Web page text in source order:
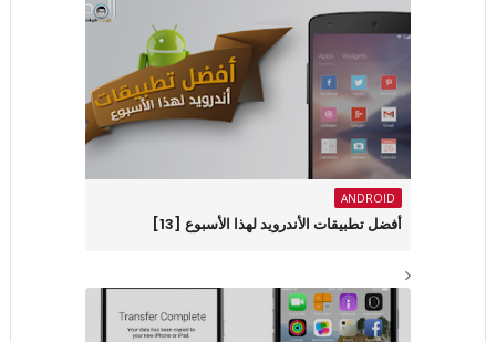
ANDROID
أفضل تطبيقات الأندرويد لهذا الأسبوع ‏[13]